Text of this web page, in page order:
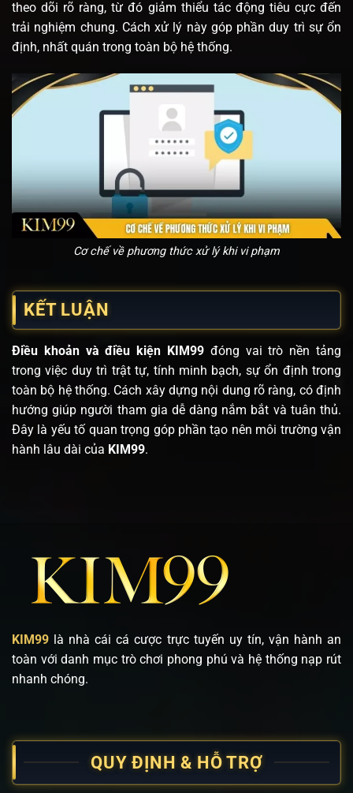
theo dõi rõ ràng, từ đó giảm thiểu tác động tiêu cực đến
trải nghiệm chung. Cách xử lý này góp phần duy trì sự ổn
định, nhất quán trong toàn bộ hệ thống.
Cơ chế về phương thức xử lý khi vi phạm
KẾT LUẬN
Điều khoản và điều kiện KIM99 đóng vai trò nền tảng
trong việc duy trì trật tự, tính minh bạch, sự ổn định trong
toàn bộ hệ thống. Cách xây dựng nội dung rõ ràng, có định
hướng giúp người tham gia dễ dàng nắm bắt và tuân thủ.
Đây là yếu tố quan trọng góp phần tạo nên môi trường vận
hành lâu dài của KIM99.
KIM99 là nhà cái cá cược trực tuyến uy tín, vận hành an
toàn với danh mục trò chơi phong phú và hệ thống nạp rút
nhanh chóng.
QUY ĐỊNH & HỖ TRỢ